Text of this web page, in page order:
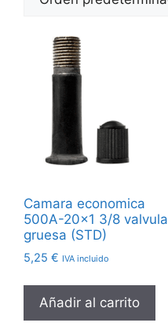
Camara economica
500A-20×1 3/8 valvula
gruesa (STD)
5,25 € IVA incluido
Añadir al carrito